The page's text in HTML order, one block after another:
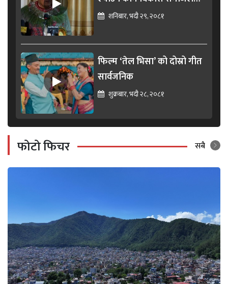
गरेको छ : खेलकुदमन्त्री (भिडियो)
शनिबार, भदौ २९, २०८१
फिल्म ‘तेल भिसा’ को दोस्रो गीत
सार्वजनिक
शुक्रबार, भदौ २८, २०८१
फोटो फिचर सबै